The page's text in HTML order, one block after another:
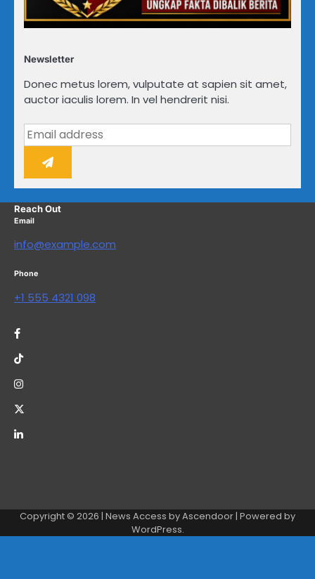
Newsletter
Donec metus lorem, vulputate at sapien sit amet,
auctor iaculis lorem. In vel hendrerit nisi.
Reach Out
Email
info@example.com
Phone
+1 555 4321 098
Copyright © 2026 | News Access byAscendoor| Powered by
WordPress.